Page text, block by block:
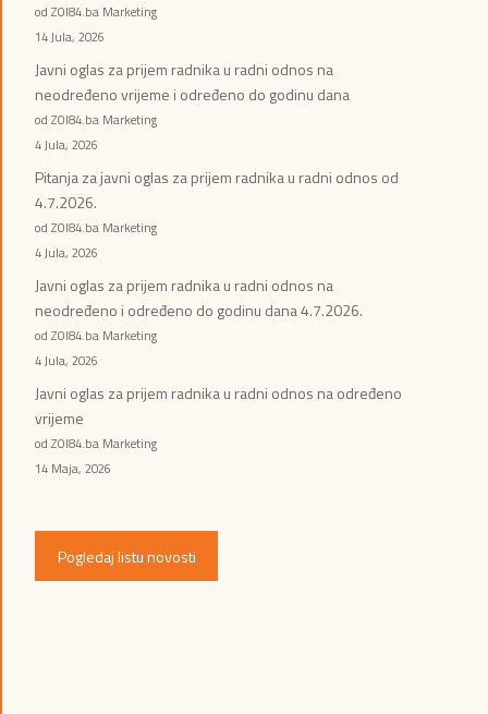
od ZOI84.ba Marketing
14 Jula, 2026
Javni oglas za prijem radnika u radni odnos na
neodređeno vrijeme i određeno do godinu dana
od ZOI84.ba Marketing
4 Jula, 2026
Pitanja za javni oglas za prijem radnika u radni odnos od
4.7.2026.
od ZOI84.ba Marketing
4 Jula, 2026
Javni oglas za prijem radnika u radni odnos na
neodređeno i određeno do godinu dana 4.7.2026.
od ZOI84.ba Marketing
4 Jula, 2026
Javni oglas za prijem radnika u radni odnos na određeno
vrijeme
od ZOI84.ba Marketing
14 Maja, 2026
Pogledaj listu novosti